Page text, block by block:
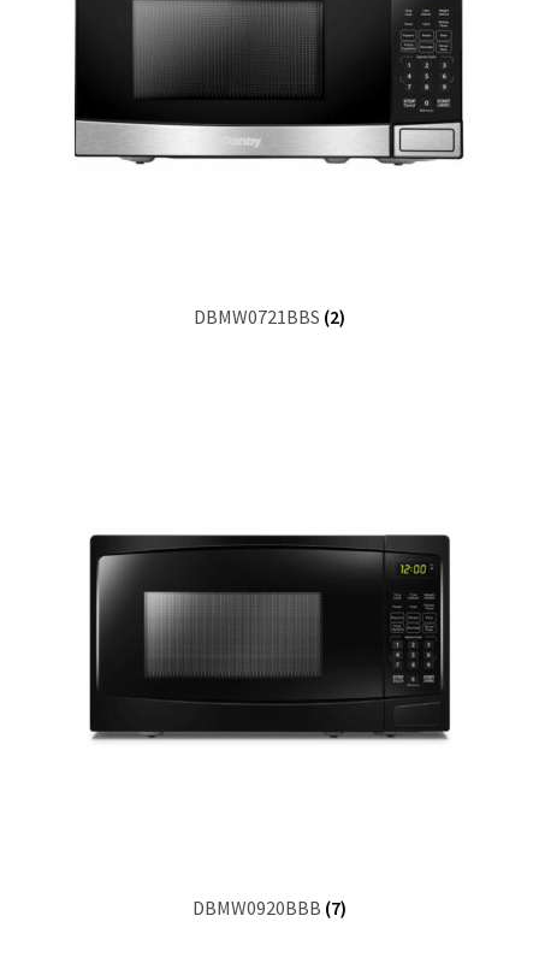
DBMW0721BBS (2)
DBMW0920BBB (7)